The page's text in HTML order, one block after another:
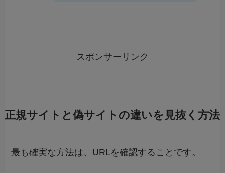
スポンサーリンク
正規サイトと偽サイトの違いを見抜く方法
最も確実な方法は、URLを確認することです。